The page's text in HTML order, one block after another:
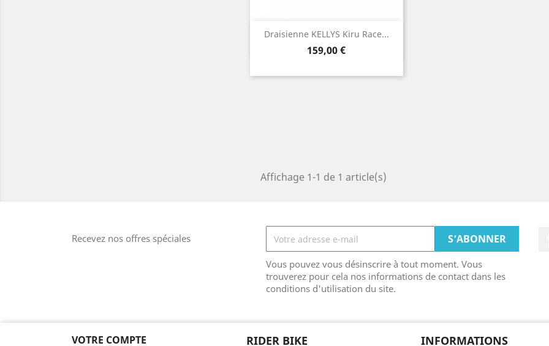
Draisienne KELLYS Kiru Race...
Prix
159,00 €
Aperçu rapide
Affichage 1-1 de 1 article(s)
Recevez nos offres spéciales
Vous pouvez vous désinscrire à tout moment. Vous
trouverez pour cela nos informations de contact dans les
conditions d'utilisation du site.
VOTRE COMPTE RIDER BIKE INFORMATIONS